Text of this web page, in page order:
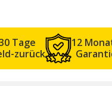
Tage
zurück
12